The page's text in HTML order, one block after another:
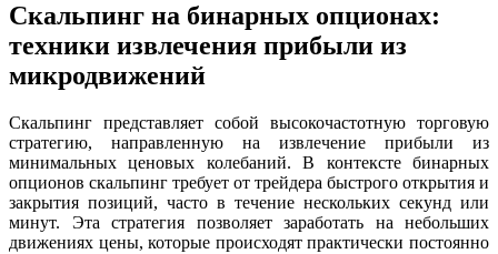
Скальпинг на бинарных опционах:
техники извлечения прибыли из
микродвижений
Скальпинг представляет собой высокочастотную торговую
стратегию, направленную на извлечение прибыли из
минимальных ценовых колебаний. В контексте бинарных
опционов скальпинг требует от трейдера быстрого открытия и
закрытия позиций, часто в течение нескольких секунд или
минут. Эта стратегия позволяет заработать на небольших
движениях цены, которые происходят практически постоянно